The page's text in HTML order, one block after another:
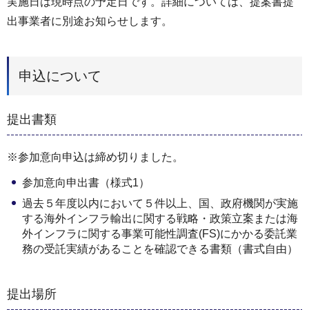
出事業者に別途お知らせします。
申込について
提出書類
※参加意向申込は締め切りました。
参加意向申出書（様式1）
過去５年度以内において５件以上、国、政府機関が実施
する海外インフラ輸出に関する戦略・政策立案または海
外インフラに関する事業可能性調査(FS)にかかる委託業
務の受託実績があることを確認できる書類（書式自由）
提出場所